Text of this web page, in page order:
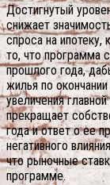
Достигнутый
снижает
спроса на
то, что программа
прошлого года,
жилья по
увеличения
прекращает
года и ответ о ее
негативного
что рыночные
программе.